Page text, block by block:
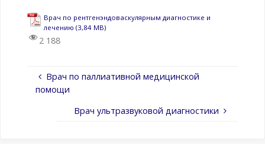
Врач по рентгенэндоваскулярным диагностике и
лечению
2 188
Врач по паллиативной медицинской
помощи
Врач ультразвуковой диагностики